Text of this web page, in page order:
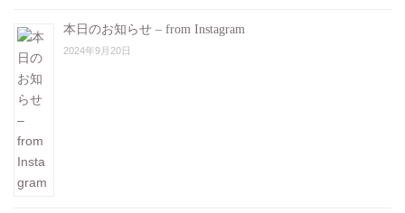
本日のお知らせ – from Instagram
2024年9月20日